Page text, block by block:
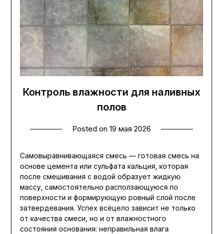
Контроль влажности для наливных
полов
Posted on 19 мая 2026
Самовыравнивающаяся смесь — готовая смесь на
основе цемента или сульфата кальция, которая
после смешивания с водой образует жидкую
массу, самостоятельно расползающуюся по
поверхности и формирующую ровный слой после
затвердевания. Успех всёцело зависит не только
от качества смеси, но и от влажностного
состояния основания: неправильная влага